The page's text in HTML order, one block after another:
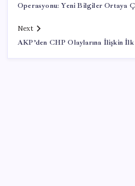
Operasyonu: Yeni Bilgiler Ortaya
Next
AKP’den CHP Olaylarına İlişkin